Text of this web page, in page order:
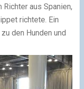
aus Spanien,
richtete. Ein
den Hunden und